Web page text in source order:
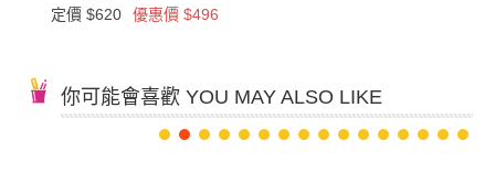
定價 $620
優惠價 $496
你可能會喜歡 YOU MAY ALSO LIKE